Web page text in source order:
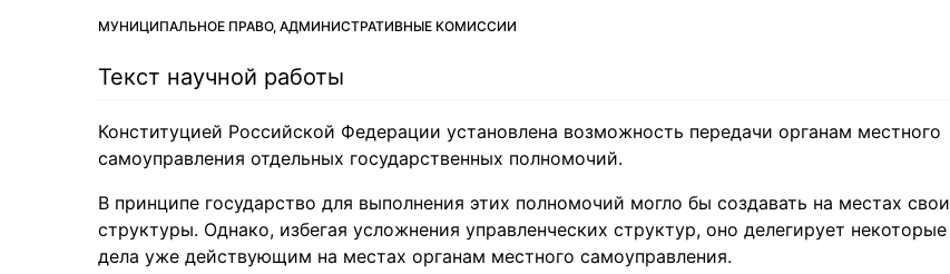
МУНИЦИПАЛЬНОЕ ПРАВО, АДМИНИСТРАТИВНЫЕ КОМИССИИ
Текст научной работы
Конституцией Российской Федерации установлена возможность передачи органам местного
самоуправления отдельных государственных полномочий.
В принципе государство для выполнения этих полномочий могло бы создавать на местах свои
структуры. Однако, избегая усложнения управленческих структур, оно делегирует некоторые
дела уже действующим на местах органам местного самоуправления.